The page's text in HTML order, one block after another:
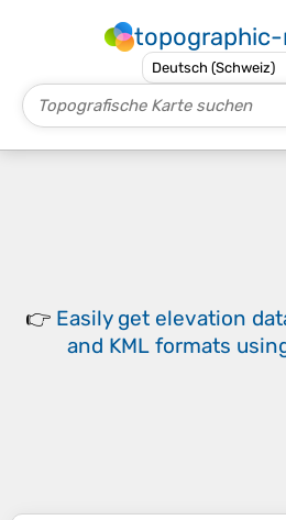
👉 Easily get elevation
and KML formats